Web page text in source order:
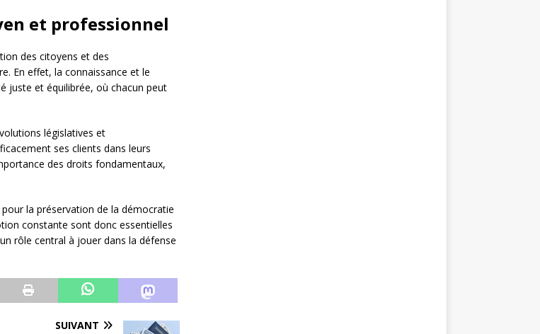
et professionnel
des citoyens et des
En effet, la connaissance et le
juste et équilibrée, où chacun peut
législatives et
ses clients dans leurs
des droits fondamentaux,
la préservation de la démocratie
constante sont donc essentielles
rôle central à jouer dans la défense
SUIVANT